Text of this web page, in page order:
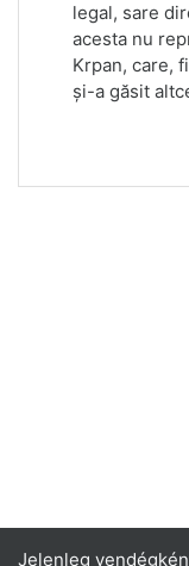
legal, sare
acesta nu
Krpan, care,
și-a găsit
Jelenleg